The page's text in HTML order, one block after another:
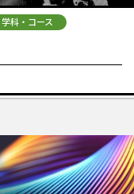
学科・コース